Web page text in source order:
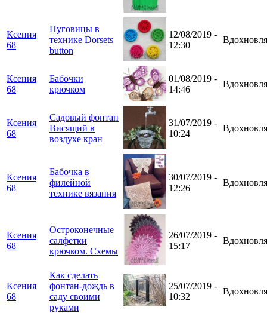
Ксения
68
Пуговицы в
технике Dorsets
button
12/08/2019 -
12:30
Ксения
68
Бабочки
крючком
01/08/2019 -
14:46
Ксения
68
Садовый фонтан
Висящий в
воздухе кран
31/07/2019 -
10:24
Ксения
68
Бабочка в
филейной
технике вязания
30/07/2019 -
12:26
Ксения
68
Остроконечные
салфетки
крючком. Схемы
26/07/2019 -
15:17
Ксения
68
Как сделать
фонтан-дождь в
саду своими
руками
25/07/2019 -
10:32